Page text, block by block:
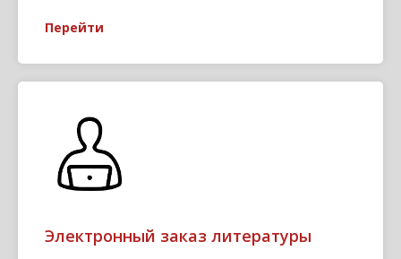
Перейти
Электронный заказ литературы